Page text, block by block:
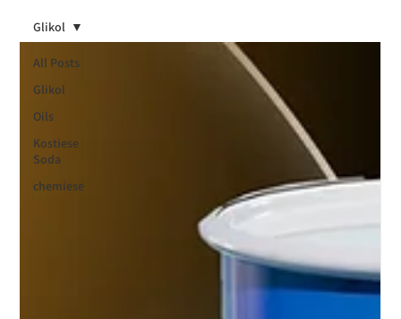
All Posts
Glikol
Oils
Kostiese
Soda
chemiese
Glikol